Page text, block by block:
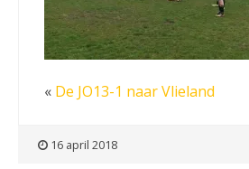
« De JO13-1 naar Vlieland
16 april 2018